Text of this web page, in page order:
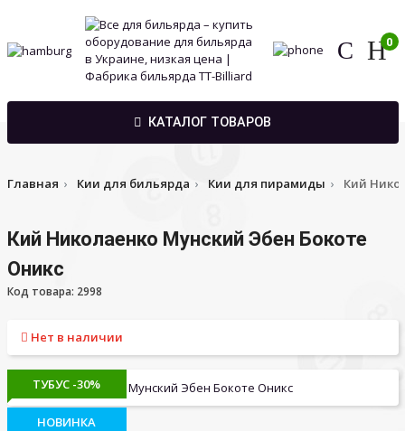
0
КАТАЛОГ ТОВАРОВ
Главная Кии для бильярда Кии для пирамиды Кий
Кий Николаенко Мунский Эбен Бокоте
Оникс
Код товара: 2998
Нет в наличии
ТУБУС -30%
НОВИНКА